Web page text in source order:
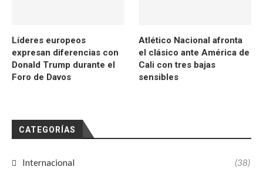
Líderes europeos
expresan diferencias con
Donald Trump durante el
Foro de Davos
Atlético Nacional afronta
el clásico ante América de
Cali con tres bajas
sensibles
CATEGORÍAS
Internacional (38)